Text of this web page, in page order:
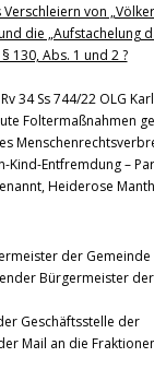
Verschleiern von
die „Aufstachelung
130, Abs. 1 und 2 ?
34 Ss 744/22 OLG
Foltermaßnahmen
Kind-Entfremdung –
Heiderose
der Gemeinde
Bürgermeister der
Geschäftsstelle der
Mail an die